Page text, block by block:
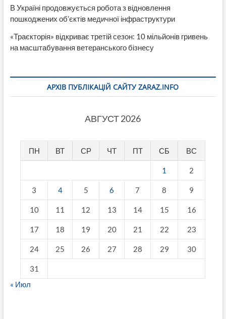
В Україні продовжується робота з відновлення
пошкоджених об’єктів медичної інфраструктури
«Траєкторія» відкриває третій сезон: 10 мільйонів гривень
на масштабування ветеранського бізнесу
АРХІВ ПУБЛІКАЦІЙ САЙТУ ZARAZ.INFO
АВГУСТ 2026
ПН ВТ СР ЧТ ПТ СБ ВС
1 2
3 4 5 6 7 8 9
10 11 12 13 14 15 16
17 18 19 20 21 22 23
24 25 26 27 28 29 30
31
« Июл